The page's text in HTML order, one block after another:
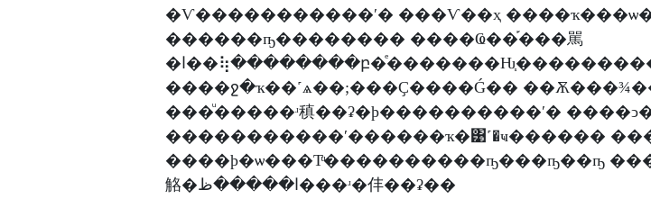
�Ѵ�����������ʹ� ���Ѵ��ҳ
������ҧ�������� ����Ҩ��֡���駡
�ا��⢷��������բ�ͤ�������Ƕ֧�����������ʹ�
����ջ�ҡ��˹ѧ��;���Ҫ����Ǵ��
���ͧ�����ʴ稹��ʡ�þ����������ʹ� ����ͻ�
�����������ʹ������ҡ�͹˹�ҹ������
����þ�ѡ���Тͧ����������ҧ���ҧ��ҧ
觡�ا�����ظ���ʴ�仹��ʡ��